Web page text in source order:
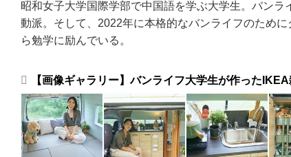
昭和女子大学国際学部で中国語を学ぶ大学生。バン
動派。そして、2022年に本格的なバンライフのため
ら勉学に励んでいる。
【画像ギャラリー】バンライフ大学生が作った